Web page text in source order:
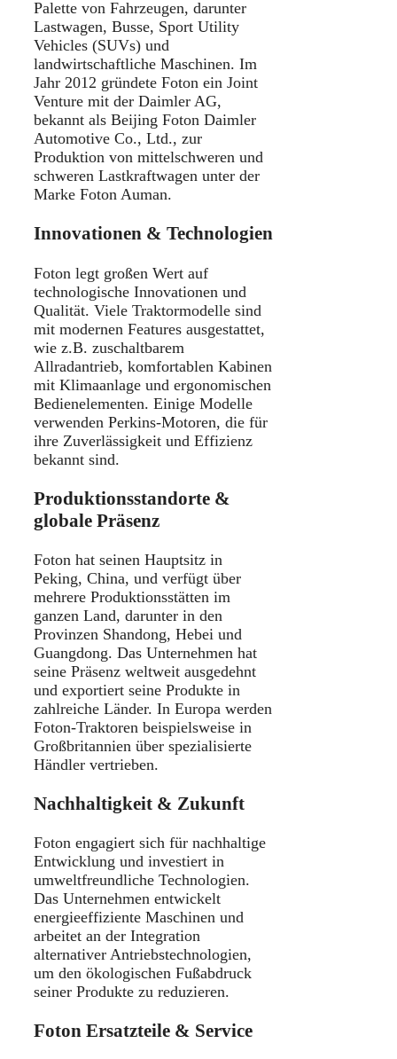
Palette von Fahrzeugen, darunter
Lastwagen, Busse, Sport Utility
Vehicles (SUVs) und
landwirtschaftliche Maschinen. Im
Jahr 2012 gründete Foton ein Joint
Venture mit der Daimler AG,
bekannt als Beijing Foton Daimler
Automotive Co., Ltd., zur
Produktion von mittelschweren und
schweren Lastkraftwagen unter der
Marke Foton Auman.
Innovationen & Technologien
Foton legt großen Wert auf
technologische Innovationen und
Qualität. Viele Traktormodelle sind
mit modernen Features ausgestattet,
wie z.B. zuschaltbarem
Allradantrieb, komfortablen Kabinen
mit Klimaanlage und ergonomischen
Bedienelementen. Einige Modelle
verwenden Perkins-Motoren, die für
ihre Zuverlässigkeit und Effizienz
bekannt sind.
Produktionsstandorte &
globale Präsenz
Foton hat seinen Hauptsitz in
Peking, China, und verfügt über
mehrere Produktionsstätten im
ganzen Land, darunter in den
Provinzen Shandong, Hebei und
Guangdong. Das Unternehmen hat
seine Präsenz weltweit ausgedehnt
und exportiert seine Produkte in
zahlreiche Länder. In Europa werden
Foton-Traktoren beispielsweise in
Großbritannien über spezialisierte
Händler vertrieben.
Nachhaltigkeit & Zukunft
Foton engagiert sich für nachhaltige
Entwicklung und investiert in
umweltfreundliche Technologien.
Das Unternehmen entwickelt
energieeffiziente Maschinen und
arbeitet an der Integration
alternativer Antriebstechnologien,
um den ökologischen Fußabdruck
seiner Produkte zu reduzieren.
Foton Ersatzteile & Service